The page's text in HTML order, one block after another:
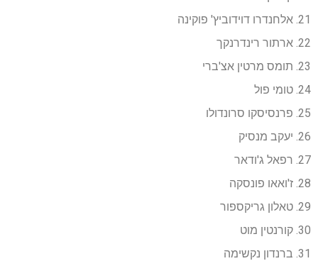
21. אלחנדרו דוידוביץ' פוקינה
22. ארתור רינדרנקך
23. תומס מרטין אצ'ברי
24. טומי פול
25. פרנסיסקו סרונדולו
26. יעקב מנסיק
27. רפאל ג'ודאר
28. ז'ואאו פונסקה
29. טאלון גריקספור
30. קורנטין מוט
31. ברנדון נקשימה